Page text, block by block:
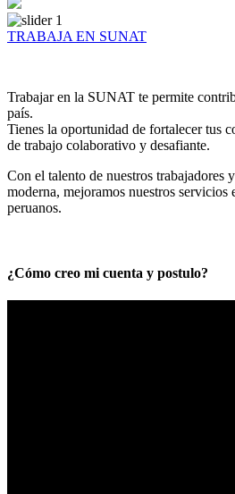
TRABAJA EN SUNAT
Trabajar en la SUNAT te permite
país.
Tienes la oportunidad de fortalecer tus
de trabajo colaborativo y desafiante.
Con el talento de nuestros trabajadores
moderna, mejoramos nuestros servicios
peruanos.
¿Cómo creo mi cuenta y postulo?